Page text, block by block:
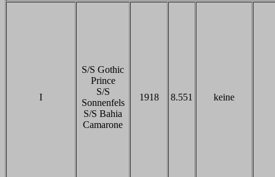
I
S/S Gothic
Prince
S/S
Sonnenfels
S/S Bahia
Camarone
1918 8.551 keine